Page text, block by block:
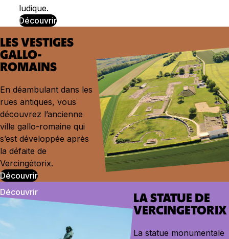
ludique.
Découvrir
LES VESTIGES
GALLO-
ROMAINS
En déambulant dans les
rues antiques, vous
découvrez l’ancienne
ville gallo-romaine qui
s’est développée après
la défaite de
Vercingétorix.
Découvrir
LA STATUE DE
VERCINGETORIX
La statue monumentale